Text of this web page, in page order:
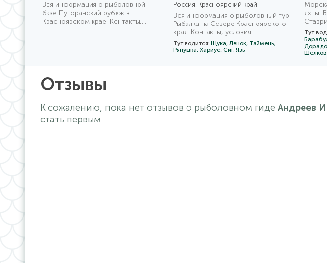
Вся информация о рыболовной
базе Путоранский рубеж в
Красноярском крае. Контакты,
Россия, Красноярский край
Вся информация о рыболовный тур
Рыбалка на Севере Красноярского
края. Контакты, условия
размещения и прочее. Каталог
предложений рыбалки.
Тут водится:Щука,Ленок, Таймень,
Ряпушка,Хариус,Сиг,Язь
яхты.
катран.
Тут
Отзывы
К сожалению, пока нет отзывов о рыболовном гиде Андреев
стать первым